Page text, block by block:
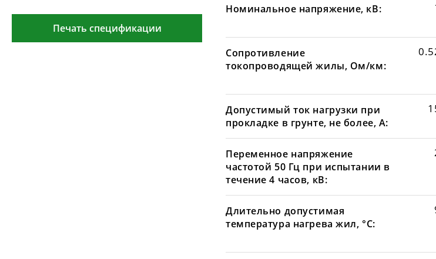
Печать спецификации
Номинальное напряжение, кВ:
Сопротивление
токопроводящей жилы, Ом/км:
Допустимый ток нагрузки при
прокладке в грунте, не более, А:
Переменное напряжение
частотой 50 Гц при испытании в
течение 4 часов, кВ:
Длительно допустимая
температура нагрева жил, °С: